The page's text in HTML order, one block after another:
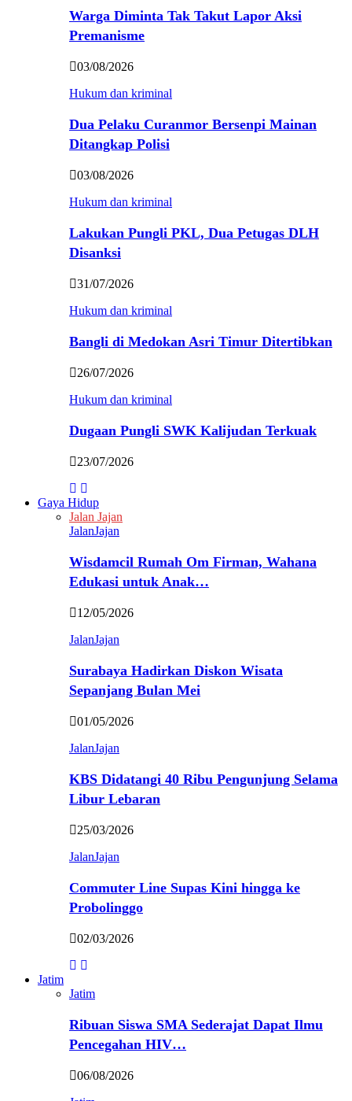
Warga Diminta Tak Takut Lapor Aksi
Premanisme
03/08/2026
Hukum dan kriminal
Dua Pelaku Curanmor Bersenpi Mainan
Ditangkap Polisi
03/08/2026
Hukum dan kriminal
Lakukan Pungli PKL, Dua Petugas DLH
Disanksi
31/07/2026
Hukum dan kriminal
Bangli di Medokan Asri Timur Ditertibkan
26/07/2026
Hukum dan kriminal
Dugaan Pungli SWK Kalijudan Terkuak
23/07/2026
Gaya Hidup
Jalan Jajan
JalanJajan
Wisdamcil Rumah Om Firman, Wahana
Edukasi untuk Anak…
12/05/2026
JalanJajan
Surabaya Hadirkan Diskon Wisata
Sepanjang Bulan Mei
01/05/2026
JalanJajan
KBS Didatangi 40 Ribu Pengunjung Selama
Libur Lebaran
25/03/2026
JalanJajan
Commuter Line Supas Kini hingga ke
Probolinggo
02/03/2026
Jatim
Jatim
Ribuan Siswa SMA Sederajat Dapat Ilmu
Pencegahan HIV…
06/08/2026